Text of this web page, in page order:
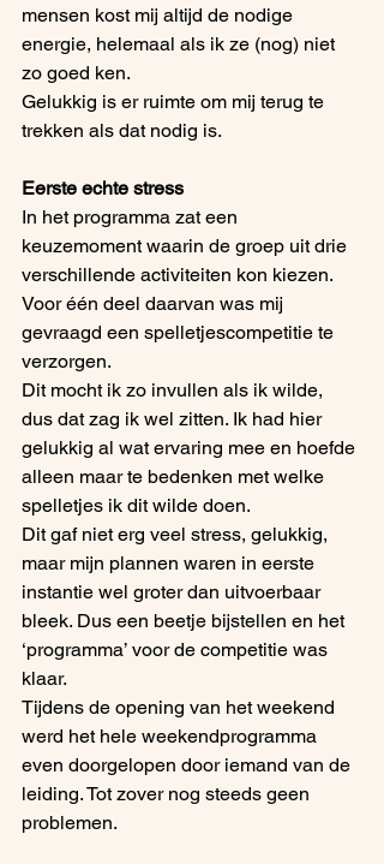
mensen kost mij altijd de nodige
energie, helemaal als ik ze (nog) niet
zo goed ken.
Gelukkig is er ruimte om mij terug te
trekken als dat nodig is.
Eerste echte stress
In het programma zat een
keuzemoment waarin de groep uit drie
verschillende activiteiten kon kiezen.
Voor één deel daarvan was mij
gevraagd een spelletjescompetitie te
verzorgen.
Dit mocht ik zo invullen als ik wilde,
dus dat zag ik wel zitten. Ik had hier
gelukkig al wat ervaring mee en hoefde
alleen maar te bedenken met welke
spelletjes ik dit wilde doen.
Dit gaf niet erg veel stress, gelukkig,
maar mijn plannen waren in eerste
instantie wel groter dan uitvoerbaar
bleek. Dus een beetje bijstellen en het
‘programma’ voor de competitie was
klaar.
Tijdens de opening van het weekend
werd het hele weekendprogramma
even doorgelopen door iemand van de
leiding. Tot zover nog steeds geen
problemen.